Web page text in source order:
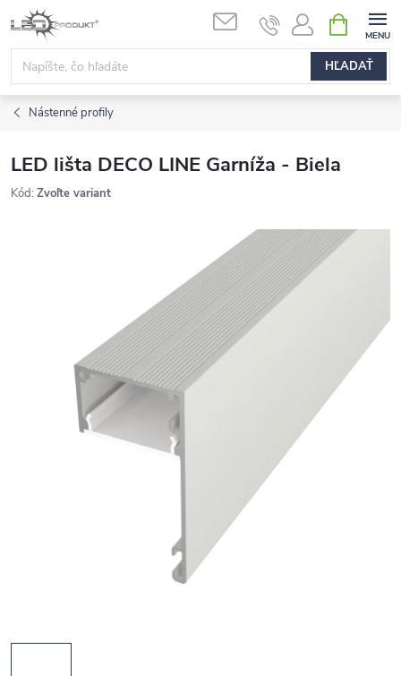
Prejsť
na
obsah
HĽADAŤ
KOŠÍK
Nástenné profily
LED lišta DECO LINE Garníža - Biela
Kód: Zvoľte variant